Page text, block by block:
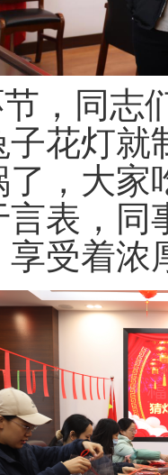
， 同志
子花灯就
，大家
表，同
享受着浓